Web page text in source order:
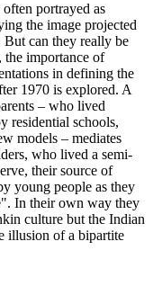
portrayed as
the image projected
can they really be
the importance of
in defining the
1970 is explored. A
– who lived
residential schools,
models – mediates
who lived a semi-
their source of
young people as they
In their own way they
culture but the Indian
illusion of a bipartite